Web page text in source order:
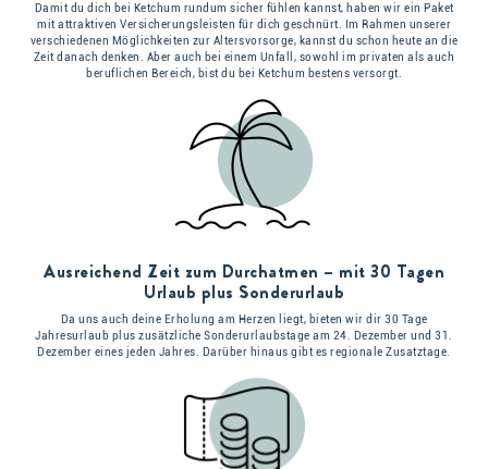
Damit du dich bei Ketchum rundum sicher fühlen kannst, haben wir ein Paket
mit attraktiven Versicherungsleisten für dich geschnürt. Im Rahmen unserer
verschiedenen Möglichkeiten zur Altersvorsorge, kannst du schon heute an die
Zeit danach denken. Aber auch bei einem Unfall, sowohl im privaten als auch
beruflichen Bereich, bist du bei Ketchum bestens versorgt.
Ausreichend Zeit zum Durchatmen – mit 30 Tagen
Urlaub plus Sonderurlaub
Da uns auch deine Erholung am Herzen liegt, bieten wir dir 30 Tage
Jahresurlaub plus zusätzliche Sonderurlaubstage am 24. Dezember und 31.
Dezember eines jeden Jahres. Darüber hinaus gibt es regionale Zusatztage.